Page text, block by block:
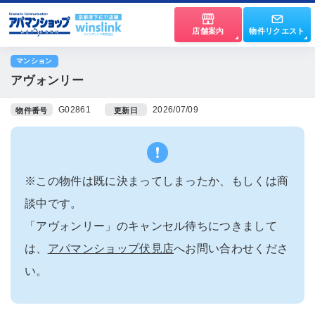
店舗案内 物件リクエスト
マンション
アヴォンリー
物件番号 G02861 更新日 2026/07/09
※この物件は既に決まってしまったか、もしくは商
談中です。
「アヴォンリー」のキャンセル待ちにつきまして
は、 アパマンショップ伏見店へお問い合わせくださ
い。